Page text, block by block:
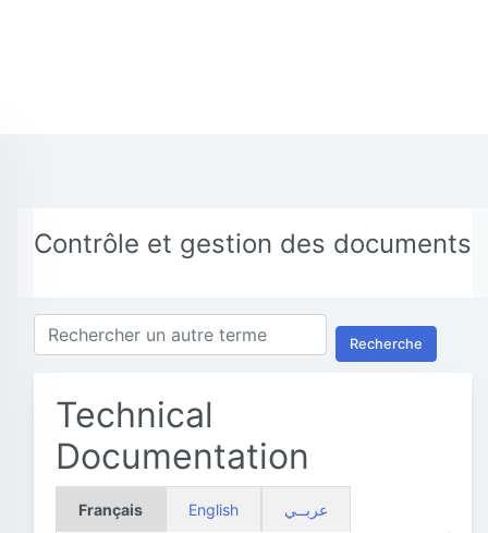
Contrôle et gestion des documents
Recherche
Technical
Documentation
Français English عربــي